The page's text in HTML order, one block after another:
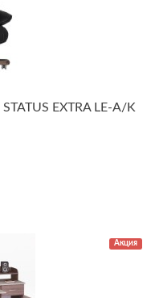
EXTRA LE-A/K
Акция